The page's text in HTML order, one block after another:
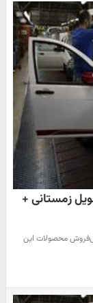
زمستانی +
محصولات این